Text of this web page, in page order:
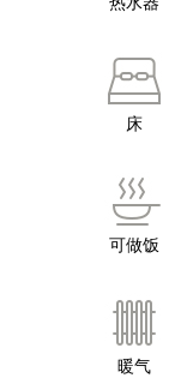
床
可做饭
暖气